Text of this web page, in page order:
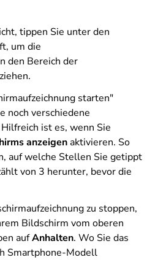
tippen Sie unter den
um die
den Bereich der
starten"
noch verschiedene
ist es, wenn Sie
anzeigenaktivieren. So
auf welche Stellen Sie getippt
von 3 herunter, bevor die
zu stoppen,
Bildschirm vom oberen
aufAnhalten. Wo Sie das
Smartphone-Modell